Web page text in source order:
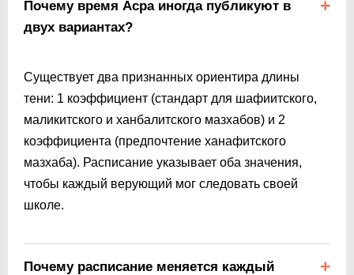
Почему время Асра иногда публикуют в
двух вариантах?
Существует два признанных ориентира длины
тени: 1 коэффициент (стандарт для шафиитского,
маликитского и ханбалитского мазхабов) и 2
коэффициента (предпочтение ханафитского
мазхаба). Расписание указывает оба значения,
чтобы каждый верующий мог следовать своей
школе.
Почему расписание меняется каждый